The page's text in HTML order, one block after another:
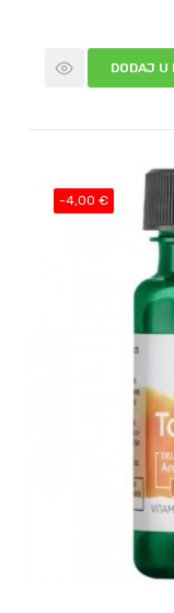
DODAJ U
-4,00 €